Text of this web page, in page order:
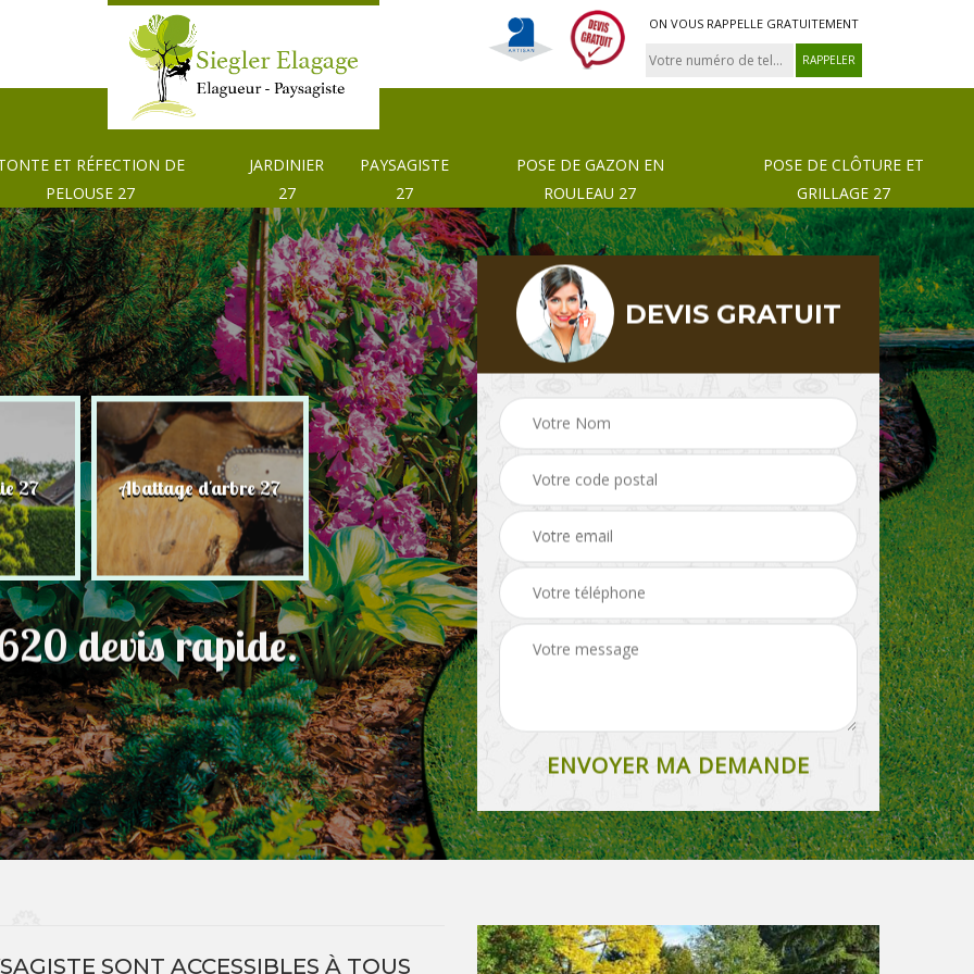
ON VOUS RAPPELLE GRATUITEMENT
ET RÉFECTION DE
PELOUSE 27
JARDINIER
27
PAYSAGISTE
27
POSE DE GAZON EN
ROULEAU 27
POSE DE CLÔTURE ET
GRILLAGE 27
27 Abattage d'arbre 27 Tonte et réfection de
pelouse 27 Paysagiste 27 Pose de gazon en
rouleau 27
devis rapide.
DEVIS GRATUIT
SONT ACCESSIBLES À TOUS